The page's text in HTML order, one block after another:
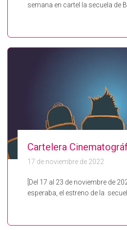
semana en cartel la secuela de
Cartelera
17 de noviembre de 2022
[Del 17 al 23 de noviembre de
esperaba, el estreno de la